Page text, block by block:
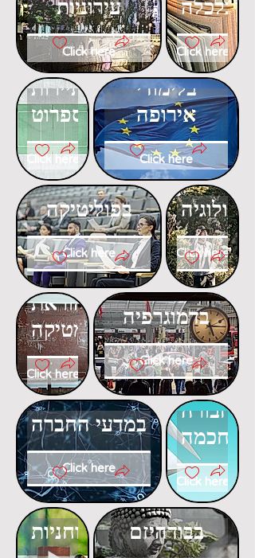
עירוניות
Click here
וכלכלה
Click here
דוקטורט
בתיירות
ספרוט
Click here
דוקטורט
בלימודי
אירופה
Click here
דוקטורט
בפוליטיקה
Click here
דוקטורט
באקולוגיה
Click here
דוקטורט
בהוראת
המתמטיקה
Click here
דוקטורט
בדמוגרפיה
Click here
דוקטורט
במדעי החברה
Click here
דוקטורט
בתחבורה
חכמה
Click here
דוקטורט
ברוחניות
דוקטורט
בבודהיזם